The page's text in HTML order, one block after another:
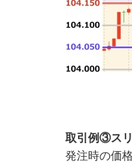
取引例③ス
発注時の価